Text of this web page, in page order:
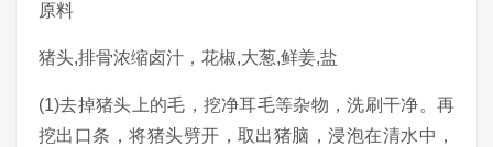
原料
猪头,排骨浓缩卤汁，花椒,大葱,鲜姜,盐
(1)去掉猪头上的毛，挖净耳毛等杂物，洗刷干净。再
挖出口条，将猪头劈开，取出猪脑，浸泡在清水中，